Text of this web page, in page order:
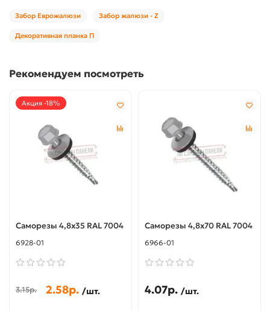
Забор Еврожалюзи Забор жалюзи - Z
Декоративная планка П
Рекомендуем посмотреть
Акция -18%
Саморезы 4,8х35 RAL 7004
6928-01
3.15р. 2.58р. /шт.
Саморезы 4,8х70 RAL 7004
6966-01
4.07р. /шт.